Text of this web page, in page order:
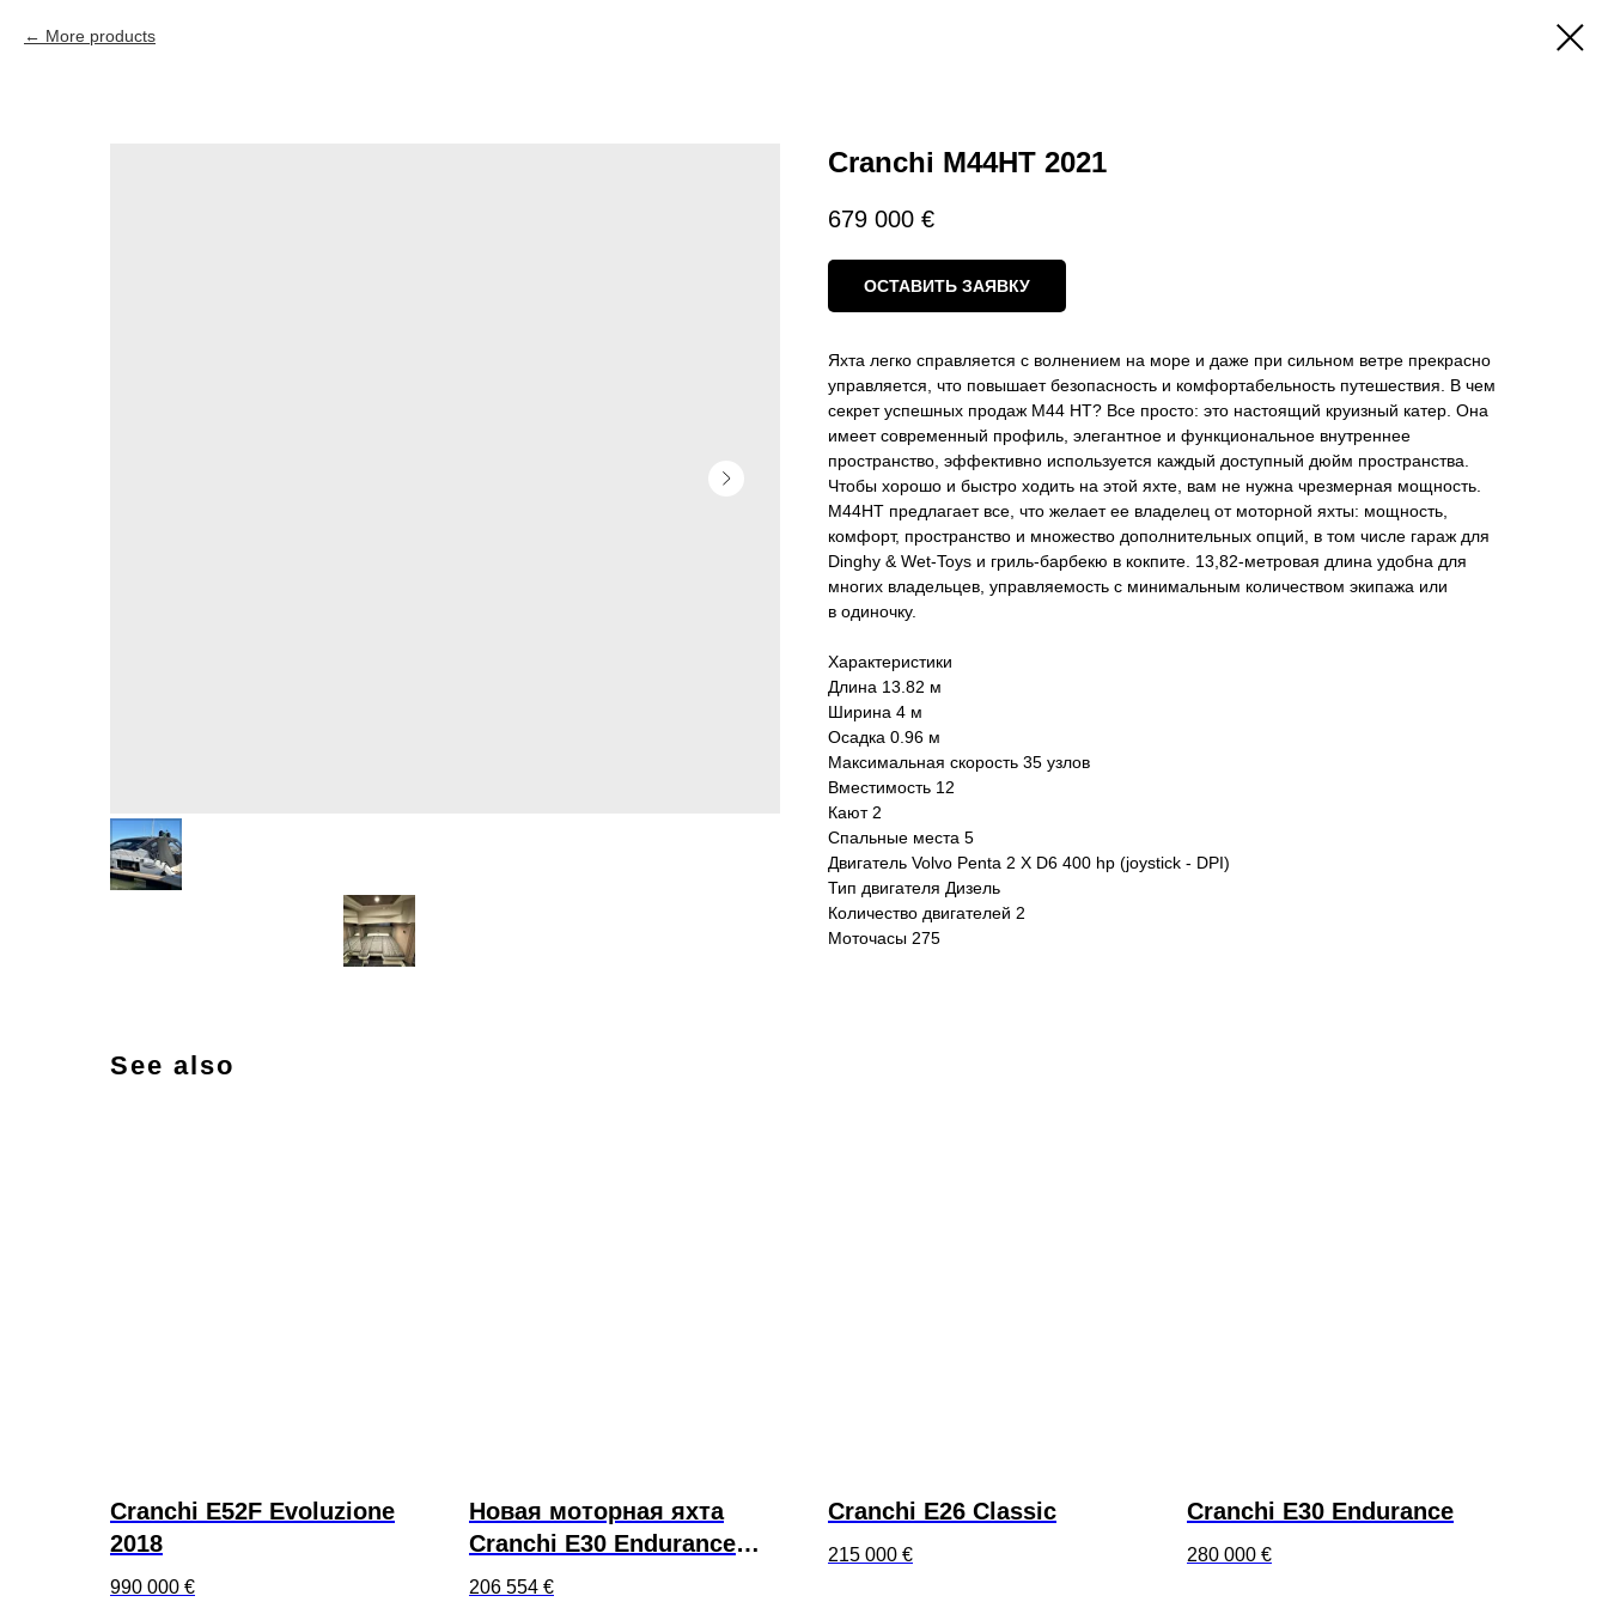
More products
Cranchi M44HT 2021
679 000 €
ОСТАВИТЬ ЗАЯВКУ
Яхта легко справляется с волнением на море и даже при сильном ветре прекрасно
управляется, что повышает безопасность и комфортабельность путешествия. В чем
секрет успешных продаж M44 HT? Все просто: это настоящий круизный катер. Она
имеет современный профиль, элегантное и функциональное внутреннее
пространство, эффективно используется каждый доступный дюйм пространства.
Чтобы хорошо и быстро ходить на этой яхте, вам не нужна чрезмерная мощность.
M44HT предлагает все, что желает ее владелец от моторной яхты: мощность,
комфорт, пространство и множество дополнительных опций, в том числе гараж для
Dinghy & Wet-Toys и гриль-барбекю в кокпите. 13,82-метровая длина удобна для
многих владельцев, управляемость с минимальным количеством экипажа или
в одиночку.
Характеристики
Длина 13.82 м
Ширина 4 м
Осадка 0.96 м
Максимальная скорость 35 узлов
Вместимость 12
Кают 2
Спальные места 5
Двигатель Volvo Penta 2 X D6 400 hp (joystick - DPI)
Тип двигателя Дизель
Количество двигателей 2
Моточасы 275
See also
Cranchi E52F Evoluzione
2018
990 000 €
Новая моторная яхта
Cranchi E30 Endurance
2025 года. V8-350-CE/G
206 554 €
Cranchi E26 Classic
215 000 €
Cranchi E30 Endurance
280 000 €